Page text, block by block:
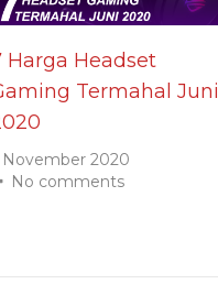
Harga Headset
Termahal Juni
November 2020
No comments